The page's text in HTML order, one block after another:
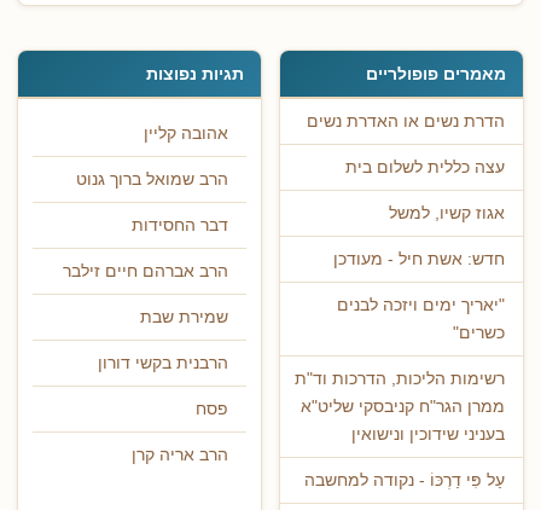
מאמרים פופולריים
הדרת נשים או האדרת נשים
עצה כללית לשלום בית
אגוז קשיו, למשל
חדש: אשת חיל - מעודכן
"יאריך ימים ויזכה לבנים
כשרים"
רשימות הליכות, הדרכות וד"ת
ממרן הגר"ח קניבסקי שליט"א
בעניני שידוכין ונישואין
עַל פִּי דַרְכּוֹ - נקודה למחשבה
תגיות נפוצות
אהובה קליין
הרב שמואל ברוך גנוט
דבר החסידות
הרב אברהם חיים זילבר
שמירת שבת
הרבנית בקשי דורון
פסח
הרב אריה קרן